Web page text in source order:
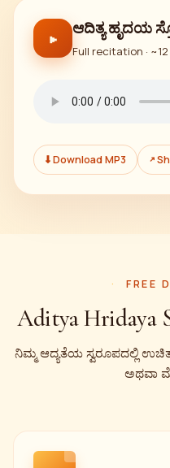
▶ ಆದಿತ್ಯ ಹೃದಯ
Full recitation ·
⬇ Download MP3 ↗
FREE
Aditya Hridaya
ನಿಮ್ಮ ಆದ್ಯತೆಯ ಸ್ವರೂಪದಲ್ಲಿ
ಅಥವಾ